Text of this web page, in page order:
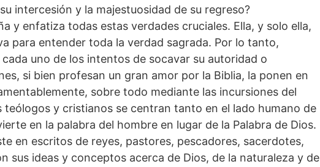
intercesión y la majestuosidad de su regreso?
y enfatiza todas estas verdades cruciales. Ella, y solo ella,
para entender toda la verdad sagrada. Por lo tanto,
uno de los intentos de socavar su autoridad o
si bien profesan un gran amor por la Biblia, la ponen en
sobre todo mediante las incursiones del
y cristianos se centran tanto en el lado humano de
en la palabra del hombre en lugar de la Palabra de Dios.
en escritos de reyes, pastores, pescadores, sacerdotes,
sus ideas y conceptos acerca de Dios, de la naturaleza y de